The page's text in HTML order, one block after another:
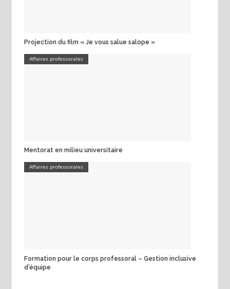
Projection du film « Je vous salue salope »
Affaires professorales
Mentorat en milieu universitaire
Affaires professorales
Formation pour le corps professoral – Gestion inclusive
d’équipe